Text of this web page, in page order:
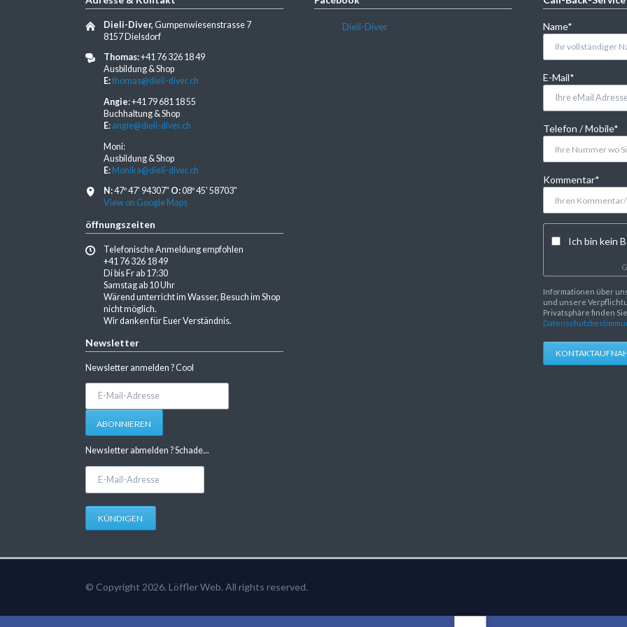
Dieli-Diver,Gumpenwiesenstrasse 7
8157 Dielsdorf
Thomas:+41 76 326 18 49
Ausbildung & Shop
E:thomas@dieli-diver.ch
Angie: +41 79 681 18 55
Buchhaltung & Shop
E: angie@dieli-diver.ch
Moni:
Ausbildung & Shop
E: Monika@dieli-diver.ch
N:47º 47' 94307" O:08º 45' 58703"
View on Google Maps
öffnungszeiten
Telefonische Anmeldung empfohlen
+41 76 326 18 49
Di bis Fr ab 17:30
Samstag ab 10 Uhr
Wärend unterricht im Wasser, Besuch im Shop
nicht möglich.
Wir danken für Euer Verständnis.
Newsletter
Newsletter anmelden ? Cool
Adresse
ABONNIEREN
Newsletter abmelden ? Schade...
KÜNDIGEN
Dieli-Diver Pflichtfeld
Name*
Pflichtfeld
E-Mail*
Pflichtfeld
Telefon / Mobile*
Pflichtfeld
Kommentar*
Ich bin kein
Informationen über
und unsere
Privatsphäre finden
© Copyright 2026. Löffler Web. All rights reserved.